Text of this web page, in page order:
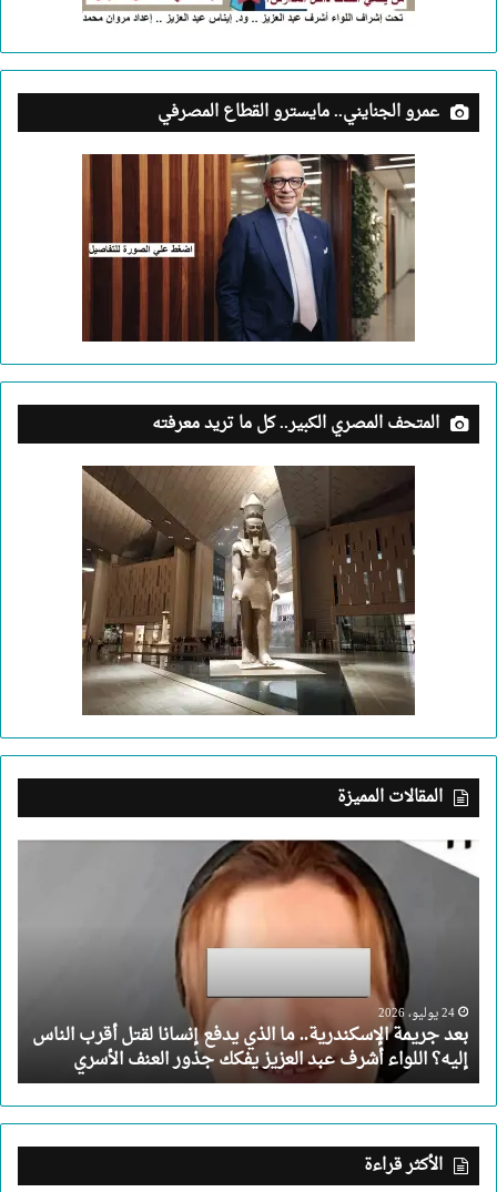
عمرو الجنايني.. مايسترو القطاع المصرفي
المتحف المصري الكبير.. كل ما تريد معرفته
المقالات المميزة
بعد
جريمة
لقتل
أقرب
الناس
إليه؟
اللواء
أشرف
عبد
العزيز
24 يوليو، 2026
بعد جريمة الإسكندرية.. ما الذي يدفع إنسانا لقتل أقرب الناس
إليه؟ اللواء أشرف عبد العزيز يفكك جذور العنف الأسري
الأكثر قراءة